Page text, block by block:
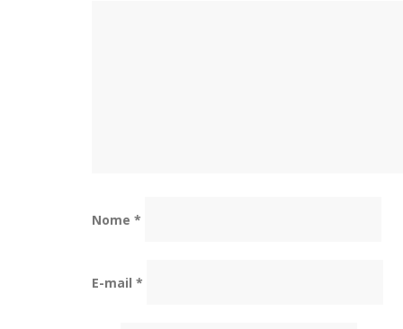
Nome *
E-mail *